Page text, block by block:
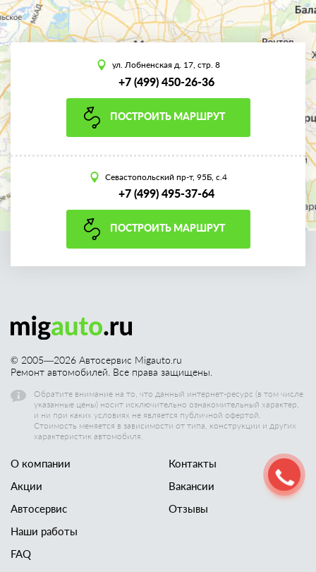
ул. Лобненская д. 17, стр. 8
+7 (499) 450-26-36
ПОСТРОИТЬ МАРШРУТ
Севастопольский пр-т, 95Б, с.4
+7 (499) 495-37-64
ПОСТРОИТЬ МАРШРУТ
© 2005—2026 Автосервис Migauto.ru
Ремонт автомобилей. Все права защищены.
Обратите внимание на то, что данный интернет-ресурс (в том числе
указанные цены) носит исключительно ознакомительный характер,
и ни при каких условиях не является публичной офертой.
Стоимость меняется в зависимости от типа, конструкции и других
характеристик автомобиля.
О компании
Акции
Автосервис
Наши работы
Контакты
Вакансии
Отзывы
FAQ